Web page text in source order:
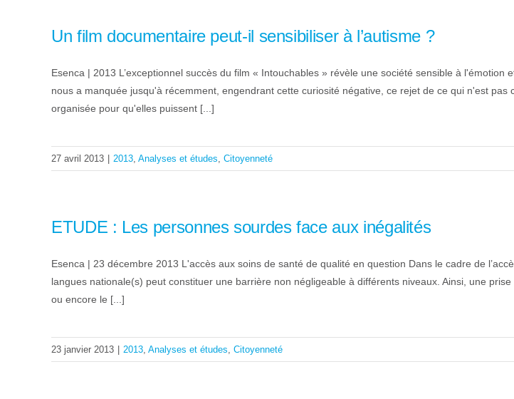
Un film documentaire peut-il sensibiliser à l’autisme ?
Esenca | 2013 L’exceptionnel succès du film « Intouchables » révèle une société sensible à
nous a manquée jusqu'à récemment, engendrant cette curiosité négative, ce rejet de ce qui n'est
organisée pour qu'elles puissent [...]
27 avril 2013 2013, Analyses et études, Citoyenneté
ETUDE : Les personnes sourdes face aux inégalités
Esenca | 23 décembre 2013 L'accès aux soins de santé de qualité en question Dans le cadre de
langues nationale(s) peut constituer une barrière non négligeable à différents niveaux. Ainsi, une
ou encore le [...]
23 janvier 2013 2013, Analyses et études, Citoyenneté